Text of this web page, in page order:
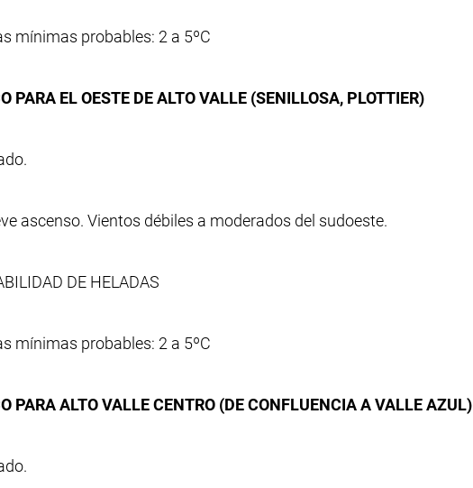
mínimas probables: 2 a 5ºC
PARA EL OESTE DE ALTO VALLE (SENILLOSA, PLOTTIER)
ascenso. Vientos débiles a moderados del sudoeste.
DE HELADAS
mínimas probables: 2 a 5ºC
PARA ALTO VALLE CENTRO (DE CONFLUENCIA A VALLE AZUL)